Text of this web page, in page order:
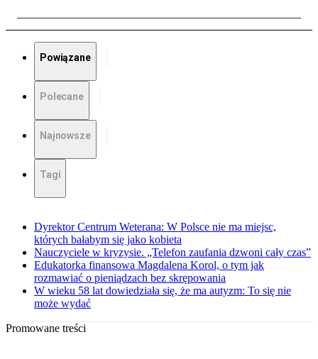
Powiązane
Polecane
Najnowsze
Tagi
Dyrektor Centrum Weterana: W Polsce nie ma miejsc,
których bałabym się jako kobieta
Nauczyciele w kryzysie. „Telefon zaufania dzwoni cały czas”
Edukatorka finansowa Magdalena Korol, o tym jak
rozmawiać o pieniądzach bez skrępowania
W wieku 58 lat dowiedziała się, że ma autyzm: To się nie
może wydać
Promowane treści